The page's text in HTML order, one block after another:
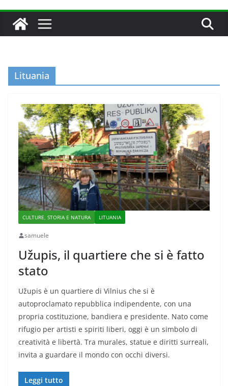
Lituania
CULTURE, STORIA E NATURA LITUANIA
samuele
Užupis, il quartiere che si è fatto
stato
Užupis è un quartiere di Vilnius che si è
autoproclamato repubblica indipendente, con una
propria costituzione, bandiera e presidente. Nato come
rifugio per artisti e spiriti liberi, oggi è un simbolo di
creatività e libertà. Tra murales, statue e diritti surreali,
invita a guardare il mondo con occhi diversi.
Leggi tutto